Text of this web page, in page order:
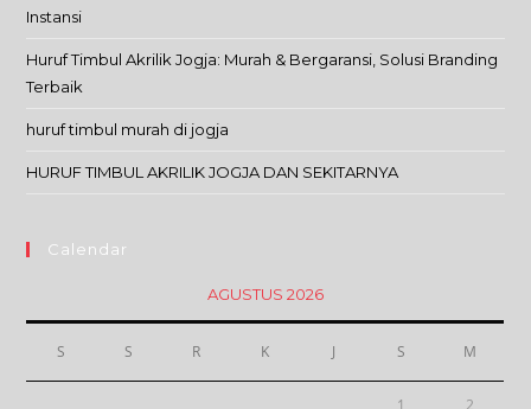
Instansi
Huruf Timbul Akrilik Jogja: Murah & Bergaransi, Solusi Branding
Terbaik
huruf timbul murah di jogja
HURUF TIMBUL AKRILIK JOGJA DAN SEKITARNYA
Calendar
AGUSTUS 2026
S S R K J S M
1 2